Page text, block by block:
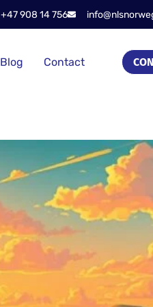
+47 908 14 756
Blog Contact